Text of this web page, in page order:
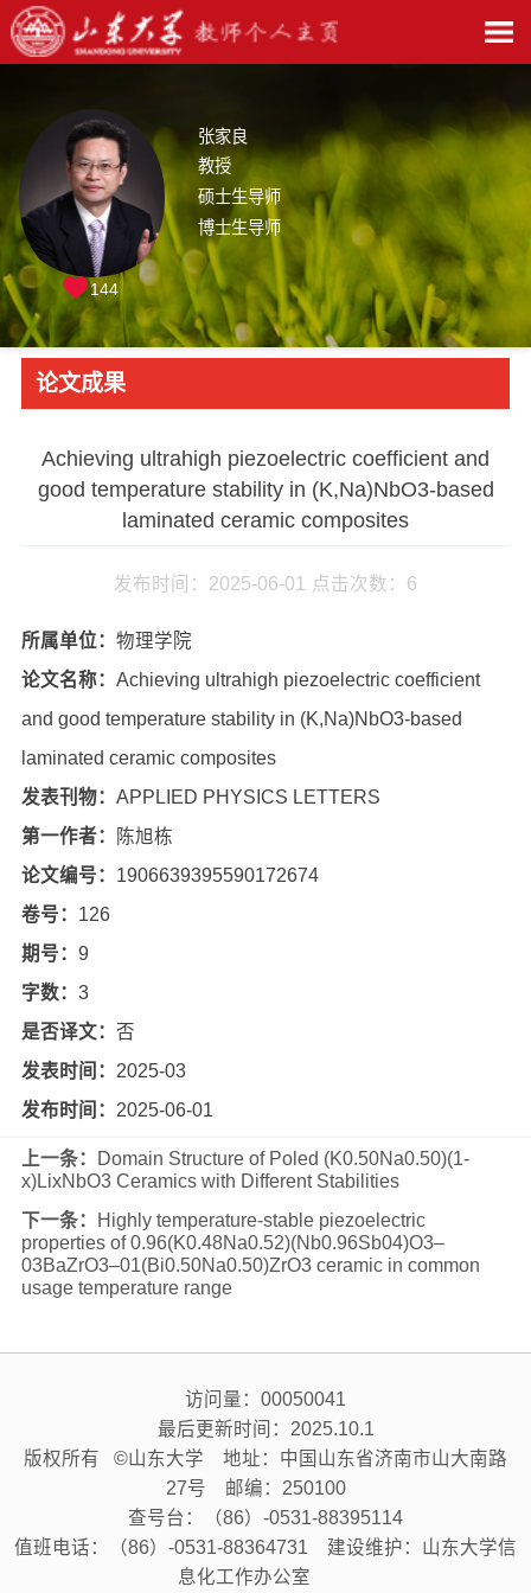
张家良
教授
硕士生导师
博士生导师
144
论文成果
Achieving ultrahigh piezoelectric coefficient and
good temperature stability in (K,Na)NbO3-based
laminated ceramic composites
发布时间：2025-06-01 点击次数： 6
所属单位： 物理学院
论文名称： Achieving ultrahigh piezoelectric coefficient
and good temperature stability in (K,Na)NbO3-based
laminated ceramic composites
发表刊物： APPLIED PHYSICS LETTERS
第一作者：
陈旭栋
论文编号： 1906639395590172674
卷号： 126
期号： 9
字数： 3
是否译文： 否
发表时间： 2025-03
发布时间： 2025-06-01
上一条：
Domain Structure of Poled (K0.50Na0.50)(1-
x)LixNbO3 Ceramics with Different Stabilities
下一条：
Highly temperature-stable piezoelectric
properties of 0.96(K0.48Na0.52)(Nb0.96Sb04)O3–
03BaZrO3–01(Bi0.50Na0.50)ZrO3 ceramic in common
usage temperature range
访问量： 00050041
最后更新时间： 2025.10.1
版权所有 ©山东大学 地址：中国山东省济南市山大南路
27号 邮编：250100
查号台：（86）-0531-88395114
值班电话：（86）-0531-88364731 建设维护：山东大学信
息化工作办公室